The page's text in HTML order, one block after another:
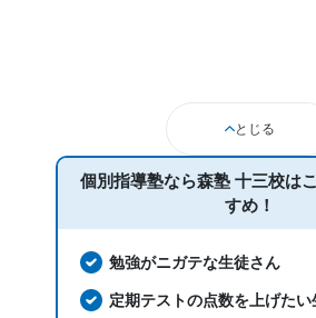
とじる
個別指導塾なら森塾 十三校は
すめ！
勉強がニガテな生徒さん
定期テストの点数を上げたい